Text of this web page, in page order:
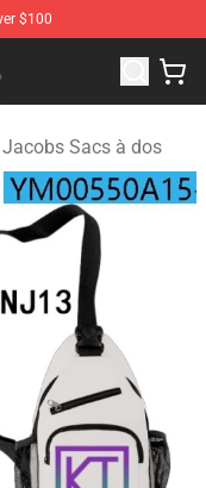
$100
Merchandise
Sacs à dos